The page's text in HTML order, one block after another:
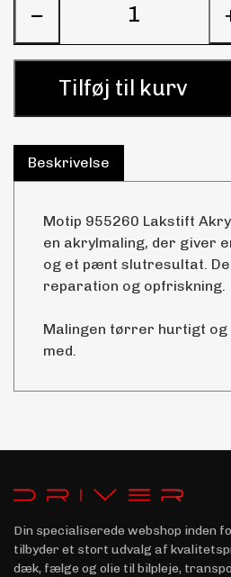
−
Tilføj til kurv
Beskrivelse
Motip 955260 Lakstift
en akrylmaling, der giver
og et pænt slutresultat.
reparation og opfriskning.
Malingen tørrer hurtigt og
med.
Din specialiserede webshop inden
tilbyder et stort udvalg af
dæk, fælge og olie til bilpleje,